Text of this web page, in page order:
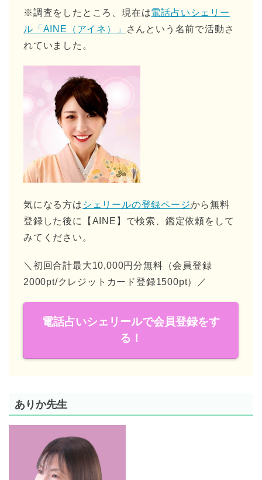
※調査をしたところ、現在は電話占いシェリー
ル「AINE（アイネ）」
さんという名前で活動さ
れていました。
気になる方は シェリールの登録ページから無料
登録した後に【AINE】で検索、鑑定依頼をして
みてください。
＼初回合計最大10,000円分無料（会員登録
2000pt/クレジットカード登録1500pt）／
電話占いシェリールで会員登録をす
る！
ありか先生